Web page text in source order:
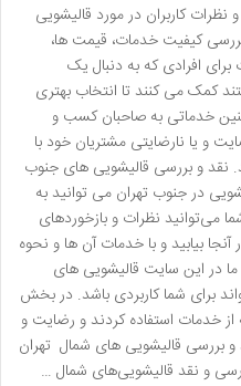
کاربران در مورد قالیشویی
کیفیت خدمات، قیمت ها،
افرادی که به دنبال یک
کمک می کنند تا انتخاب بهتری
خدماتی به صاحبان کسب و
و یا نارضایتی مشتریان خود با
نقد و بررسی قالیشویی های جنوب
در جنوب تهران می توانید به
می‌توانید نظرات و بازخوردهای
آنجا بیابید و با خدمات آن ها و نحوه
در این سایت قالیشویی های
برای شما کاربردی باشد. در بخش
از خدمات استفاده کردند و رضایت و
و بررسی قالیشویی های شمال تهران
و نقد قالیشویی‌های شمال …